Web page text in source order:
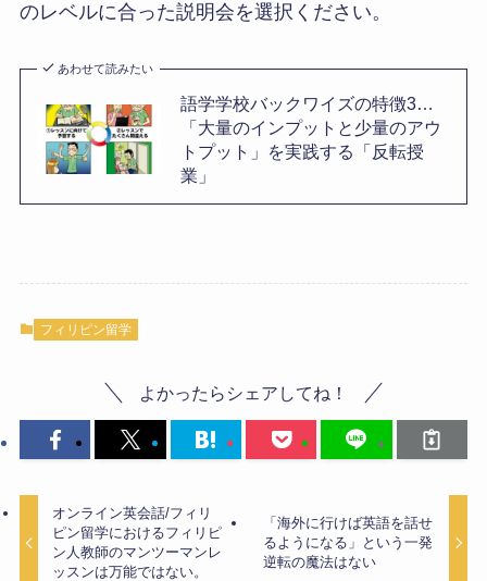
のレベルに合った説明会を選択ください。
あわせて読みたい
語学学校バックワイズの特徴3…
「大量のインプットと少量のアウ
トプット」を実践する「反転授
業」
フィリピン留学
よかったらシェアしてね！
オンライン英会話/フィリ
ピン留学におけるフィリピ
ン人教師のマンツーマンレ
ッスンは万能ではない。
「海外に行けば英語を話せ
るようになる」という一発
逆転の魔法はない